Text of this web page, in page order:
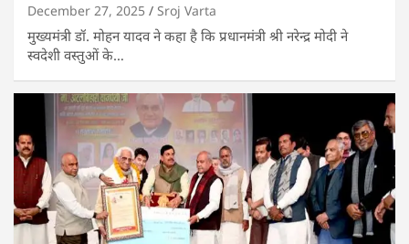
December 27, 2025 Sroj Varta
मुख्यमंत्री डॉ. मोहन यादव ने कहा है कि प्रधानमंत्री श्री नरेन्द्र मोदी ने
स्वदेशी वस्तुओं के…